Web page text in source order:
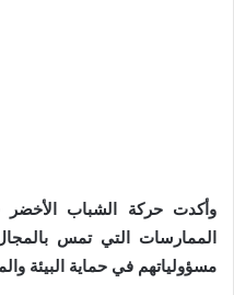
وأكدت حركة الشباب الأخضر
الممارسات التي تمس
مسؤولياتهم في حماية البيئة